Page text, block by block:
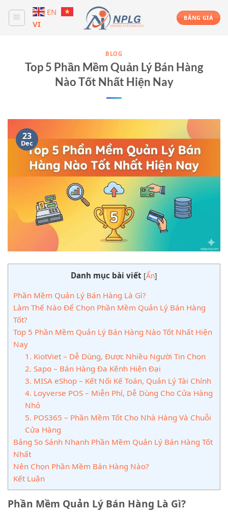
EN
VI
BẢNG GIÁ
BLOG
Top 5 Phần Mềm Quản Lý Bán Hàng
Nào Tốt Nhất Hiện Nay
23
Dec
Danh mục bài viết [Ẩn]
Phần Mềm Quản Lý Bán Hàng Là Gì?
Làm Thế Nào Để Chọn Phần Mềm Quản Lý Bán Hàng
Tốt?
Top 5 Phần Mềm Quản Lý Bán Hàng Nào Tốt Nhất Hiện
Nay
1. KiotViet – Dễ Dùng, Được Nhiều Người Tin Chọn
2. Sapo – Bán Hàng Đa Kênh Hiện Đại
3. MISA eShop – Kết Nối Kế Toán, Quản Lý Tài Chính
4. Loyverse POS – Miễn Phí, Dễ Dùng Cho Cửa Hàng
Nhỏ
5. POS365 – Phần Mềm Tốt Cho Nhà Hàng Và Chuỗi
Cửa Hàng
Bảng So Sánh Nhanh Phần Mềm Quản Lý Bán Hàng Tốt
Nhất
Nên Chọn Phần Mềm Bán Hàng Nào?
Kết Luận
Phần Mềm Quản Lý Bán Hàng Là Gì?